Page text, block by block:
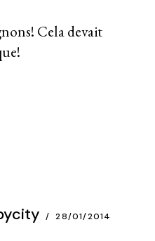
Cela devait
28/01/2014